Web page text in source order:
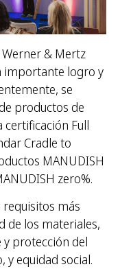
& Mertz
importante logro y
se
productos de
Full
Cradle to
MANUDISH
zero%.
más
de los materiales,
y protección del
y equidad social.